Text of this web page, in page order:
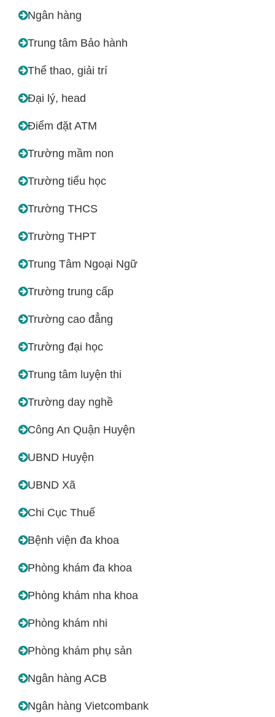
Ngân hàng
Trung tâm Bảo hành
Thể thao, giải trí
Đại lý, head
Điểm đặt ATM
Trường mầm non
Trường tiểu học
Trường THCS
Trường THPT
Trung Tâm Ngoại Ngữ
Trường trung cấp
Trường cao đẳng
Trường đại học
Trung tâm luyện thi
Trường day nghề
Công An Quận Huyện
UBND Huyện
UBND Xã
Chi Cục Thuế
Bệnh viện đa khoa
Phòng khám đa khoa
Phòng khám nha khoa
Phòng khám nhi
Phòng khám phụ sản
Ngân hàng ACB
Ngân hàng Vietcombank